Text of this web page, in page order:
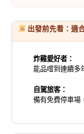
出發前先看：適
炸雞愛好者：
能品嚐到連續多
自駕旅客：
備有免費停車場